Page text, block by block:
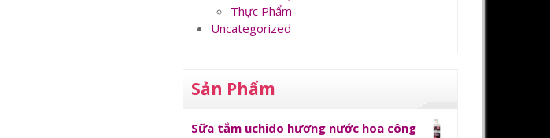
Thực Phẩm
Uncategorized
Sản Phẩm
Sữa tắm uchido hương nước hoa công